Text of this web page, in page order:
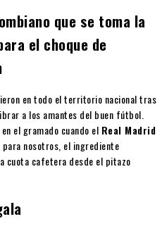
que se toma la
el choque de
en todo el territorio nacional tras
a los amantes del buen fútbol.
el gramado cuando el Real Madrid
para nosotros, el ingrediente
cuota cafetera desde el pitazo